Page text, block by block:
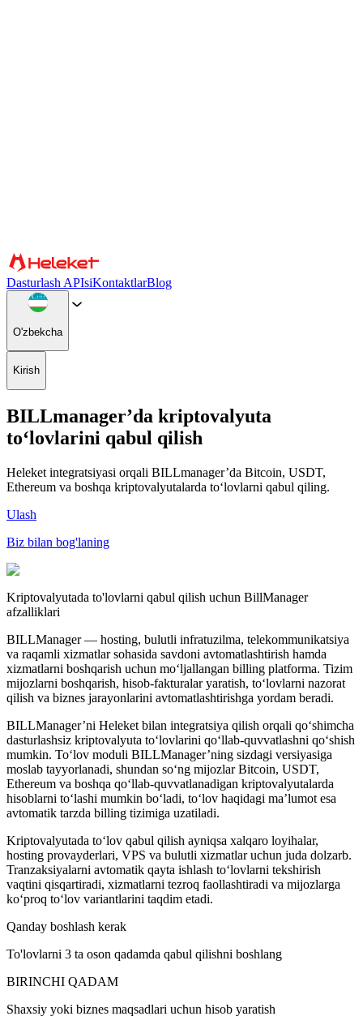
Dasturlash APIsiKontaktlarBlog
O'zbekcha
Kirish
BILLmanager’da kriptovalyuta
to‘lovlarini qabul qilish
Heleket integratsiyasi orqali BILLmanager’da Bitcoin, USDT,
Ethereum va boshqa kriptovalyutalarda to‘lovlarni qabul qiling.
Ulash
Biz bilan bog'laning
Kriptovalyutada to'lovlarni qabul qilish uchun BillManager
afzalliklari
BILLManager — hosting, bulutli infratuzilma, telekommunikatsiya
va raqamli xizmatlar sohasida savdoni avtomatlashtirish hamda
xizmatlarni boshqarish uchun mo‘ljallangan billing platforma. Tizim
mijozlarni boshqarish, hisob-fakturalar yaratish, to‘lovlarni nazorat
qilish va biznes jarayonlarini avtomatlashtirishga yordam beradi.
BILLManager’ni Heleket bilan integratsiya qilish orqali qo‘shimcha
dasturlashsiz kriptovalyuta to‘lovlarini qo‘llab-quvvatlashni qo‘shish
mumkin. To‘lov moduli BILLManager’ning sizdagi versiyasiga
moslab tayyorlanadi, shundan so‘ng mijozlar Bitcoin, USDT,
Ethereum va boshqa qo‘llab-quvvatlanadigan kriptovalyutalarda
hisoblarni to‘lashi mumkin bo‘ladi, to‘lov haqidagi ma’lumot esa
avtomatik tarzda billing tizimiga uzatiladi.
Kriptovalyutada to‘lov qabul qilish ayniqsa xalqaro loyihalar,
hosting provayderlari, VPS va bulutli xizmatlar uchun juda dolzarb.
Tranzaksiyalarni avtomatik qayta ishlash to‘lovlarni tekshirish
vaqtini qisqartiradi, xizmatlarni tezroq faollashtiradi va mijozlarga
ko‘proq to‘lov variantlarini taqdim etadi.
Qanday boshlash kerak
To'lovlarni 3 ta oson qadamda qabul qilishni boshlang
BIRINCHI QADAM
Shaxsiy yoki biznes maqsadlari uchun hisob yaratish